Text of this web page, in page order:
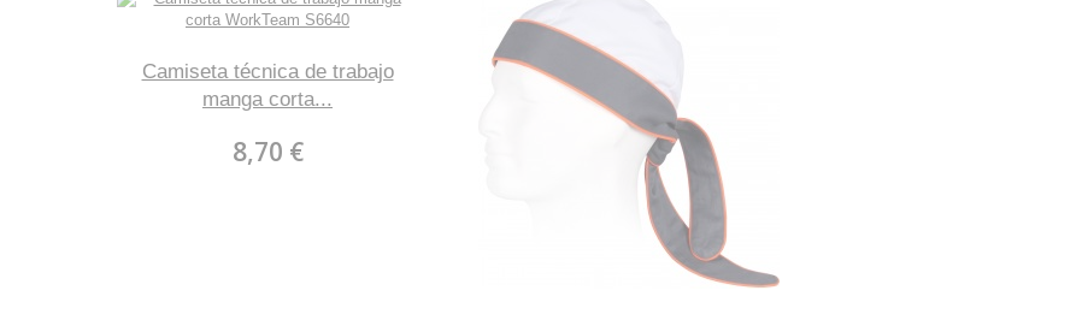
Camiseta técnica de trabajo
manga corta...
8,70 €